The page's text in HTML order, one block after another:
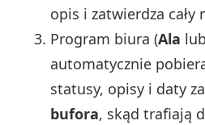
opis i zatwierdza cały
Program biura (Ala
automatycznie
statusy, opisy i daty
bufora, skąd trafiają